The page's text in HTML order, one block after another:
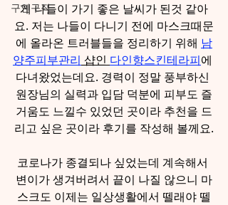
구인구직
게 나들이 가기 좋은 날씨가 된것 같아
요. 저는 나들이 다니기 전에 마스크때문
에 올라온 트러블들을 정리하기 위해 남
양주피부관리 샵인 다인향스킨테라피에
다녀왔었는데요. 경력이 정말 풍부하신
원장님의 실력과 입담 덕분에 피부도 즐
거움도 느낄수 있었던 곳이라 추천을 드
리고 싶은 곳이라 후기를 작성해 볼께요.
코로나가 종결되나 싶었는데 계속해서
변이가 생겨버려서 끝이 나질 않으니 마
스크도 이제는 일상생활에서 뗄래야 뗄